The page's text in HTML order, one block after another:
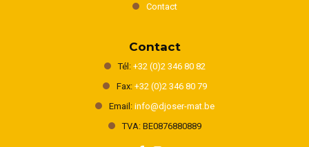
Contact
Contact
Tél: +32 (0)2 346 80 82
Fax: +32 (0)2 346 80 79
Email: info@djoser-mat.be
TVA: BE0876880889